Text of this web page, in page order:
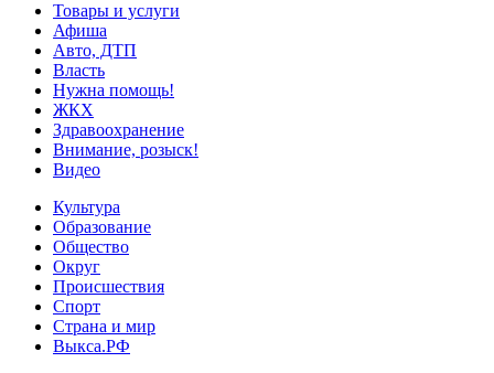
Товары и услуги
Афиша
Авто, ДТП
Власть
Нужна помощь!
ЖКХ
Здравоохранение
Внимание, розыск!
Видео
Культура
Образование
Общество
Округ
Происшествия
Спорт
Страна и мир
Выкса.РФ